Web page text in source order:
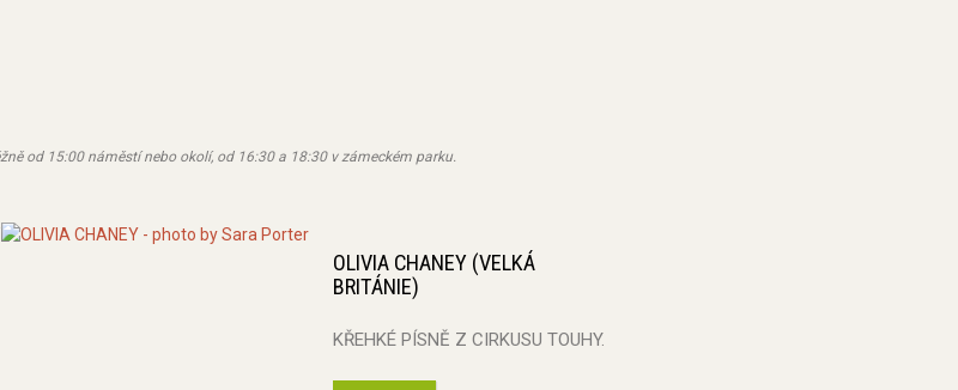
od 15:00 náměstí nebo okolí, od 16:30 a 18:30 v zámeckém parku.
OLIVIA CHANEY (VELKÁ
BRITÁNIE)
KŘEHKÉ PÍSNĚ Z CIRKUSU TOUHY.